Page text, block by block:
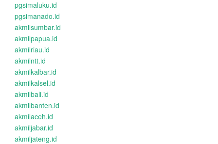
pgsimaluku.id
pgsimanado.id
akmilsumbar.id
akmilpapua.id
akmilriau.id
akmilntt.id
akmilkalbar.id
akmilkalsel.id
akmilbali.id
akmilbanten.id
akmilaceh.id
akmiljabar.id
akmiljateng.id